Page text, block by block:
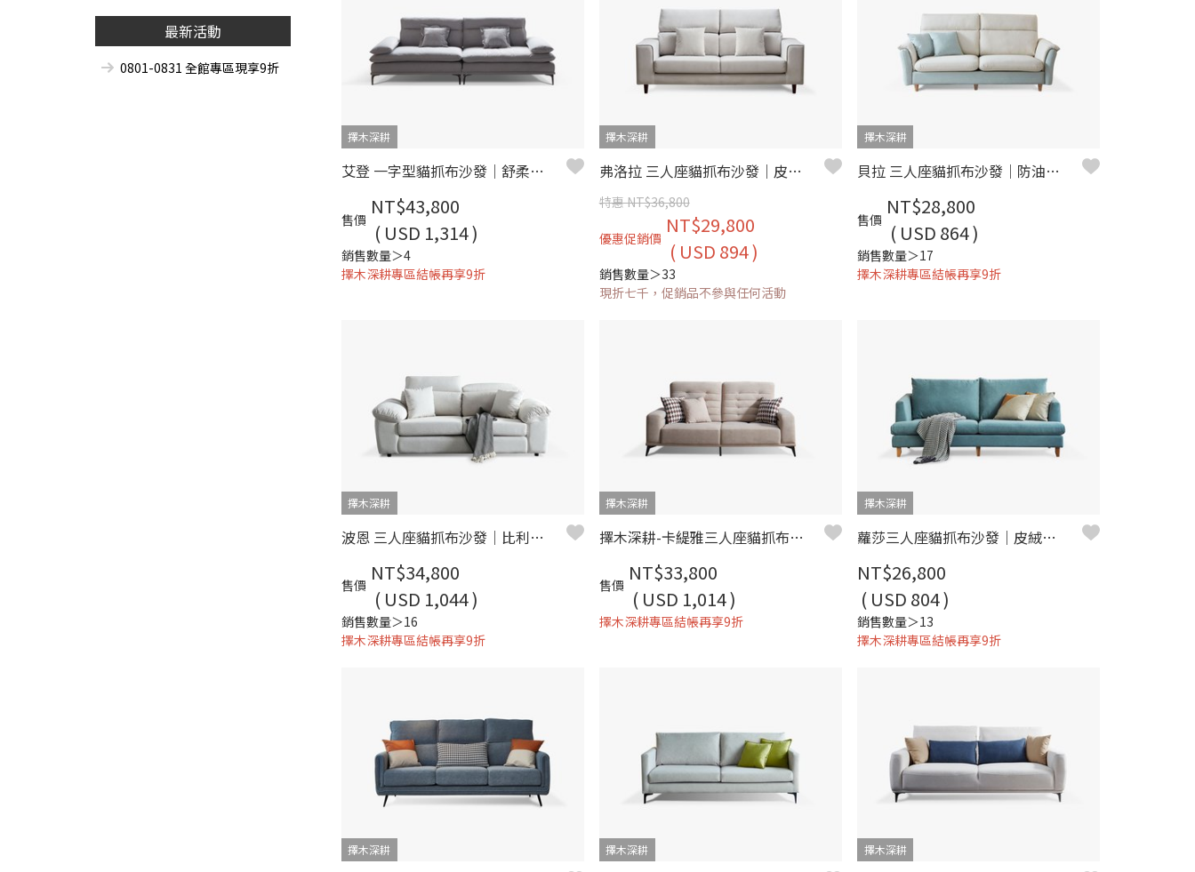
最新活動
0801-0831 全館專區現享9折
擇木深耕
艾登 一字型貓抓布沙發｜舒柔貓抓布 × 羽絨＋高密度彈力坐墊 × 十年骨架保固 – 擇木深耕系列
售價
NT$43,800
( USD 1,314 )
銷售數量＞4
擇木深耕專區結帳再享9折
擇木深耕
弗洛拉 三人座貓抓布沙發｜皮絨貓抓布 × 防潑水耐磨 × 獨立筒坐墊 – 擇木深耕
特惠 NT$36,800
優惠促銷價
NT$29,800
( USD 894 )
銷售數量＞33
現折七千，促銷品不參與任何活動
擇木深耕
貝拉 三人座貓抓布沙發｜防油防污貓抓布 × 高回彈坐感 × 優雅弧形設計 – 擇木深耕
售價
NT$28,800
( USD 864 )
銷售數量＞17
擇木深耕專區結帳再享9折
擇木深耕
波恩 三人座貓抓布沙發｜比利時貓抓布 × 可調式頭靠 × 寬扶手設計 – 擇木深耕
售價
NT$34,800
( USD 1,044 )
銷售數量＞16
擇木深耕專區結帳再享9折
擇木深耕
擇木深耕-卡緹雅三人座貓抓布沙發
售價
NT$33,800
( USD 1,014 )
擇木深耕專區結帳再享9折
擇木深耕
蘿莎三人座貓抓布沙發｜皮絨貓抓布 × SGS耐磨防潑水 × 可拆洗布套 × 高回彈坐墊 – 擇木深耕
NT$26,800
( USD 804 )
銷售數量＞13
擇木深耕專區結帳再享9折
擇木深耕 擇木深耕 擇木深耕